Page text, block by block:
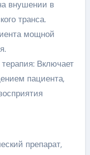
внушении в
транса.
мощной
Включает
пациента,
препарат,